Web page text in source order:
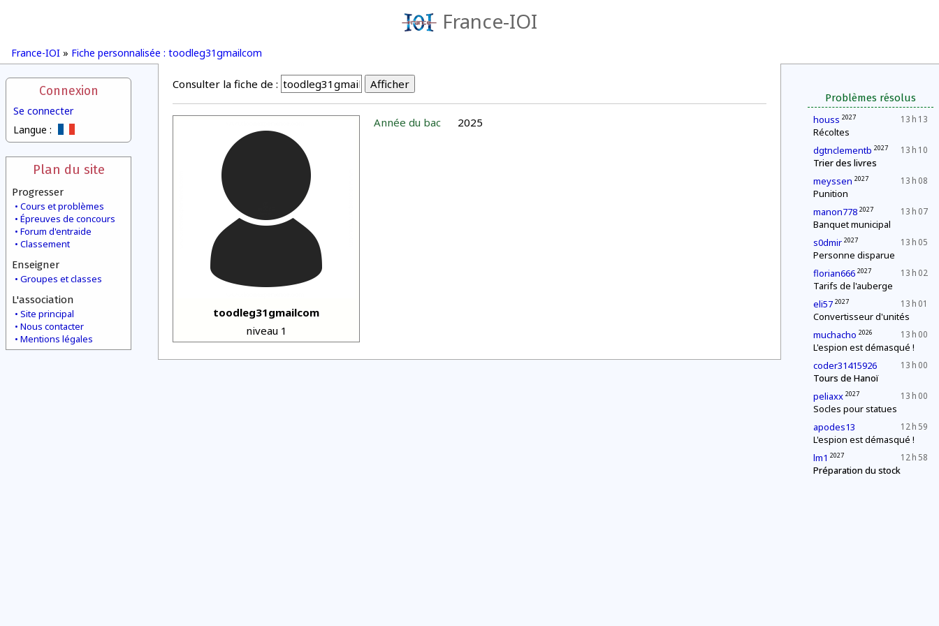
France-IOI
France-IOI » Fiche personnalisée : toodleg31gmailcom
Connexion
Se connecter
Langue :
Plan du site
Progresser
Cours et problèmes
Épreuves de concours
Forum d'entraide
Classement
Enseigner
Groupes et classes
L'association
Site principal
Nous contacter
Mentions légales
Problèmes résolus
13 h 13
houss 2027
Récoltes
13 h 10
dgtnclementb 2027
Trier des livres
13 h 08
meyssen 2027
Punition
13 h 07
manon778 2027
Banquet municipal
13 h 05
s0dmir 2027
Personne disparue
13 h 02
florian666 2027
Tarifs de l'auberge
13 h 01
eli57 2027
Convertisseur d'unités
13 h 00
muchacho 2026
L'espion est démasqué !
13 h 00
coder31415926
Tours de Hanoï
13 h 00
peliaxx 2027
Socles pour statues
12 h 59
apodes13
L'espion est démasqué !
12 h 58
lm1 2027
Préparation du stock
Consulter la fiche de :
toodleg31gmailcom
niveau 1
Année du bac 2025